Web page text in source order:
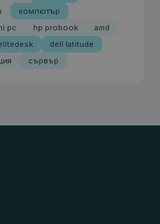
компютър
pc hp probook
amd
dell latitude
сървър